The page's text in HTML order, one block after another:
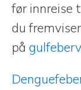
før innreise
du
på